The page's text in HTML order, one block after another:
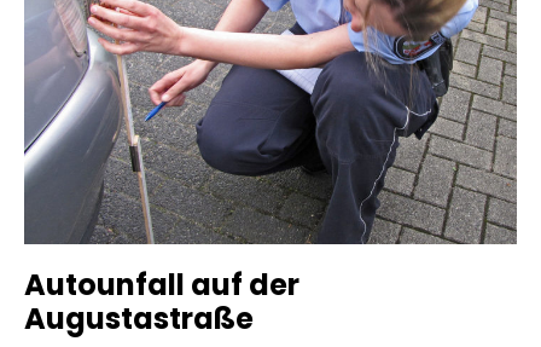
Autounfall auf der
Augustastraße